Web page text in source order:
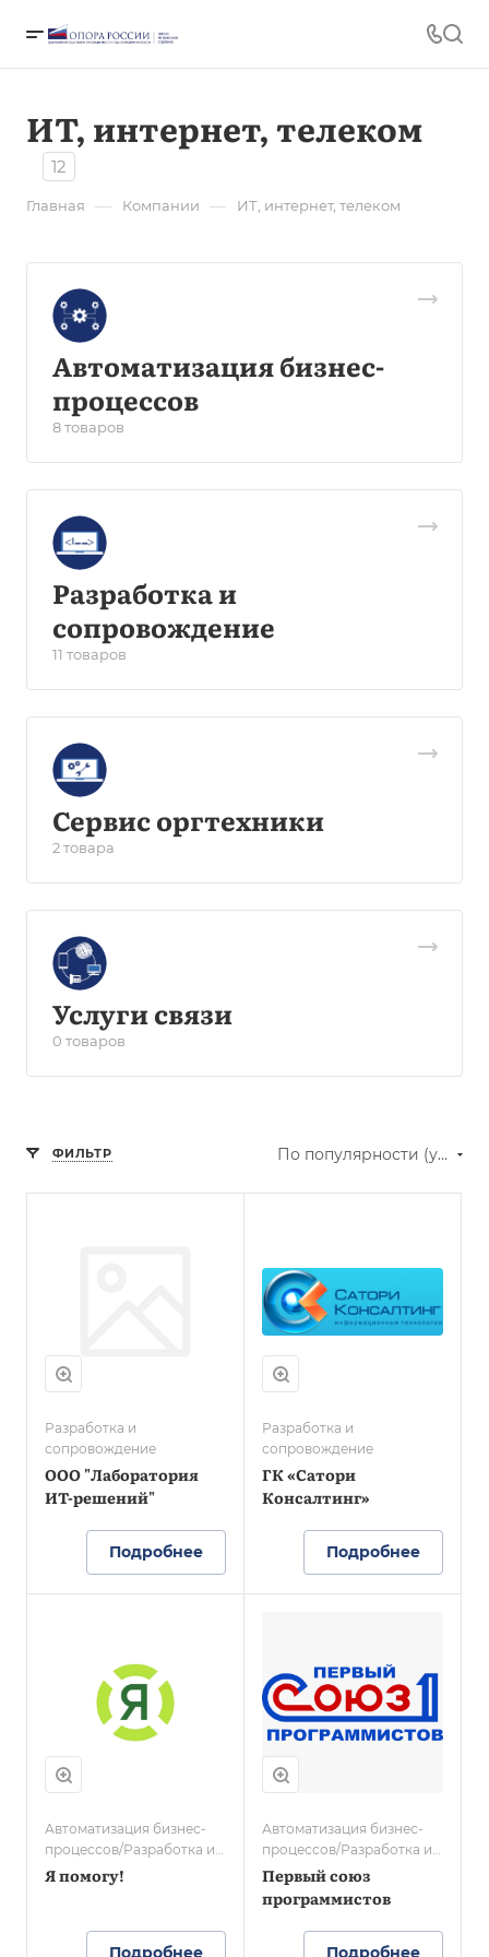
ИТ, интернет, телеком
12
Главная — Компании — ИТ, интернет, телеком
Автоматизация бизнес-
процессов
8 товаров
Разработка и
сопровождение
11 товаров
Сервис оргтехники
2 товара
Услуги связи
0 товаров
ФИЛЬТР По популярности (убывание)
Разработка и
сопровождение
ООО "Лаборатория
ИТ-решений"
Подробнее
Разработка и
сопровождение
ГК «Сатори
Консалтинг»
Подробнее
Автоматизация бизнес-
процессов/Разработка и
сопровождение
Я помогу!
Подробнее
Автоматизация бизнес-
процессов/Разработка и
сопровождение
Первый союз
программистов
Подробнее